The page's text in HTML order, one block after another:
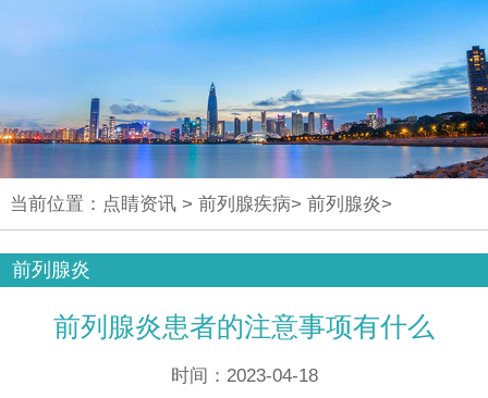
当前位置： 点睛资讯> 前列腺疾病> 前列腺炎>
前列腺炎
前列腺炎患者的注意事项有什么
时间：2023-04-18